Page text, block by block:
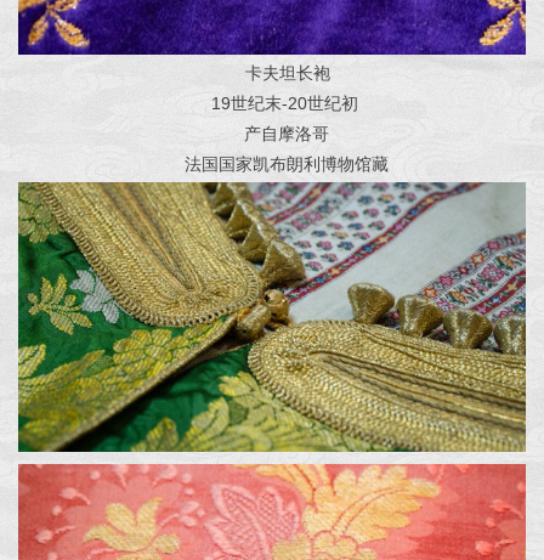
卡夫坦长袍
19世纪末-20世纪初
产自摩洛哥
法国国家凯布朗利博物馆藏